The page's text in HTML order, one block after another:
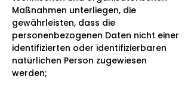
Maßnahmen unterliegen, die
gewährleisten, dass die
personenbezogenen Daten nicht einer
identifizierten oder identifizierbaren
natürlichen Person zugewiesen
werden;